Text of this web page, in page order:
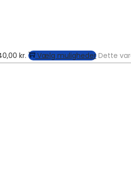
kr. Vælg muligheder Dette